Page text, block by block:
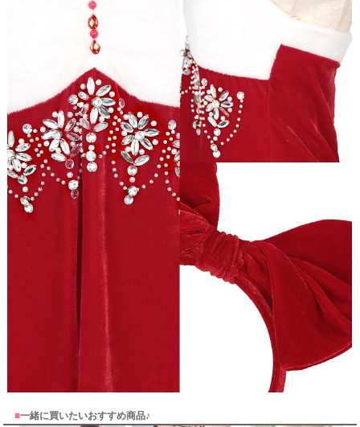
■一緒に買いたいおすすめ商品♪